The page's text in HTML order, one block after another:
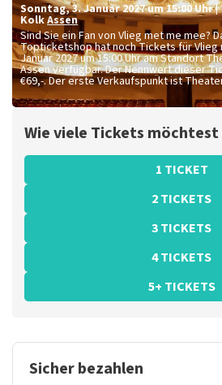
Sonntag,3. Januar 2027 um 15:00Uhr|
KolkAssen
Sind Sie ein Fan von Vlieg met me mee?
Topticketshop hat noch Tickets für Vlieg
Januar 2027 um 15:00 Uhr am Standort
Assen verfügbar. Der Nennwert dieser
€69,-. Der erste Verkaufspunkt ist
Wie viele Tickets
1 TICKET
2 TICKETS
3 TICKETS
4 TICKETS
5+ TICKETS
Sicher bezahlen